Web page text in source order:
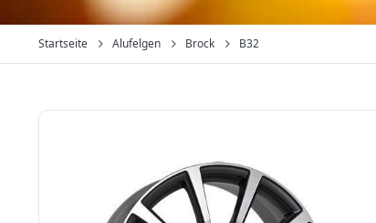
Startseite Alufelgen Brock B32